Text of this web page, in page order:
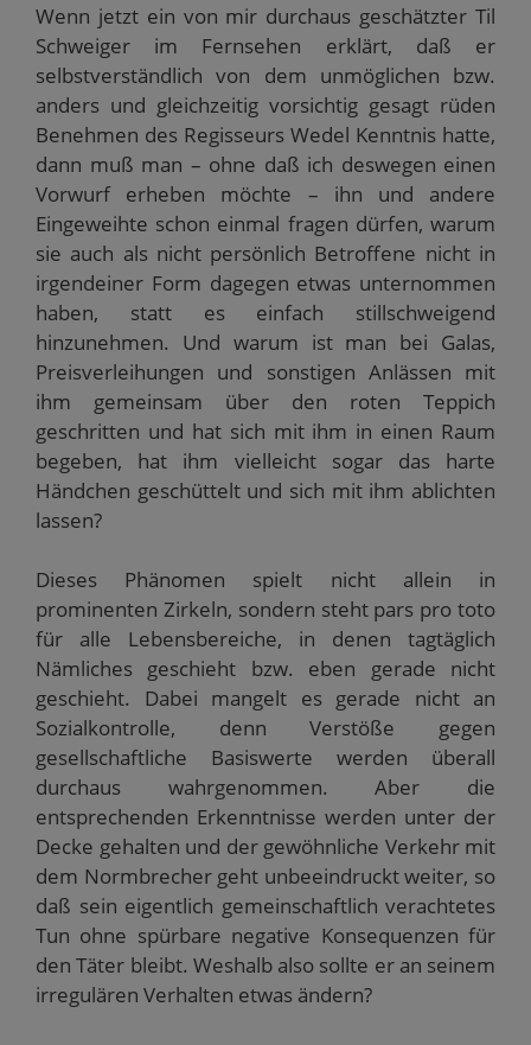
Wenn jetzt ein von mir durchaus geschätzter Til
Schweiger im Fernsehen erklärt, daß er
selbstverständlich von dem unmöglichen bzw.
anders und gleichzeitig vorsichtig gesagt rüden
Benehmen des Regisseurs Wedel Kenntnis hatte,
dann muß man – ohne daß ich deswegen einen
Vorwurf erheben möchte – ihn und andere
Eingeweihte schon einmal fragen dürfen, warum
sie auch als nicht persönlich Betroffene nicht in
irgendeiner Form dagegen etwas unternommen
haben, statt es einfach stillschweigend
hinzunehmen. Und warum ist man bei Galas,
Preisverleihungen und sonstigen Anlässen mit
ihm gemeinsam über den roten Teppich
geschritten und hat sich mit ihm in einen Raum
begeben, hat ihm vielleicht sogar das harte
Händchen geschüttelt und sich mit ihm ablichten
lassen?
Dieses Phänomen spielt nicht allein in
prominenten Zirkeln, sondern steht pars pro toto
für alle Lebensbereiche, in denen tagtäglich
Nämliches geschieht bzw. eben gerade nicht
geschieht. Dabei mangelt es gerade nicht an
Sozialkontrolle, denn Verstöße gegen
gesellschaftliche Basiswerte werden überall
durchaus wahrgenommen. Aber die
entsprechenden Erkenntnisse werden unter der
Decke gehalten und der gewöhnliche Verkehr mit
dem Normbrecher geht unbeeindruckt weiter, so
daß sein eigentlich gemeinschaftlich verachtetes
Tun ohne spürbare negative Konsequenzen für
den Täter bleibt. Weshalb also sollte er an seinem
irregulären Verhalten etwas ändern?